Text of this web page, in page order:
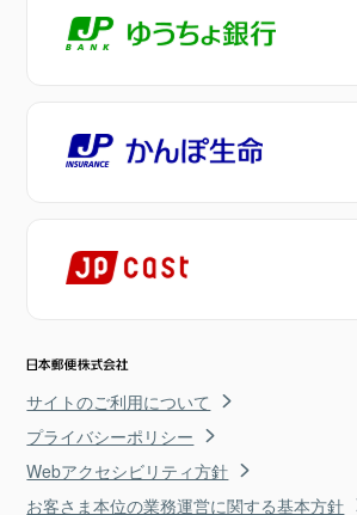
サイトのご利用について
プライバシーポリシー
Webアクセシビリティ方針
お客さま本位の業務運営に関する基本方針